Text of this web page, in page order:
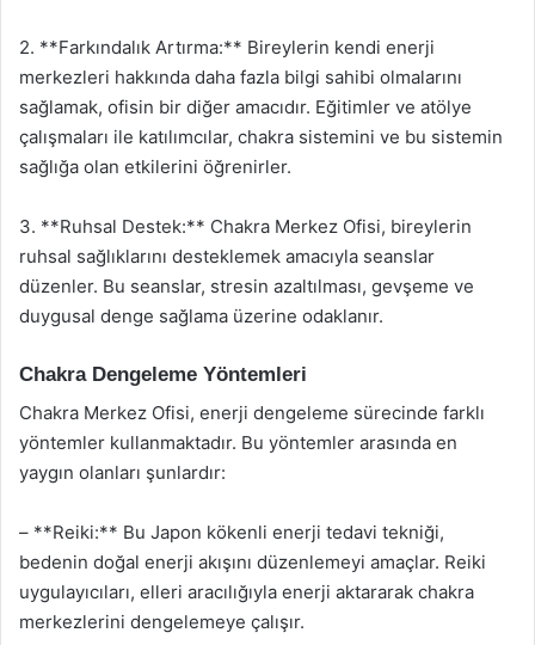
2. **Farkındalık Artırma:** Bireylerin kendi enerji
merkezleri hakkında daha fazla bilgi sahibi olmalarını
sağlamak, ofisin bir diğer amacıdır. Eğitimler ve atölye
çalışmaları ile katılımcılar, chakra sistemini ve bu sistemin
sağlığa olan etkilerini öğrenirler.
3. **Ruhsal Destek:** Chakra Merkez Ofisi, bireylerin
ruhsal sağlıklarını desteklemek amacıyla seanslar
düzenler. Bu seanslar, stresin azaltılması, gevşeme ve
duygusal denge sağlama üzerine odaklanır.
Chakra Dengeleme Yöntemleri
Chakra Merkez Ofisi, enerji dengeleme sürecinde farklı
yöntemler kullanmaktadır. Bu yöntemler arasında en
yaygın olanları şunlardır:
– **Reiki:** Bu Japon kökenli enerji tedavi tekniği,
bedenin doğal enerji akışını düzenlemeyi amaçlar. Reiki
uygulayıcıları, elleri aracılığıyla enerji aktararak chakra
merkezlerini dengelemeye çalışır.